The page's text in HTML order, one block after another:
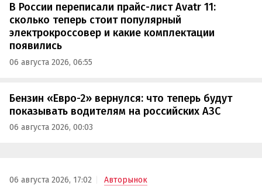
В России переписали прайс-лист Avatr 11:
сколько теперь стоит популярный
электрокроссовер и какие комплектации
появились
06 августа 2026, 06:55
Бензин «Евро-2» вернулся: что теперь будут
показывать водителям на российских АЗС
06 августа 2026, 00:03
06 августа 2026, 17:02 Авторынок